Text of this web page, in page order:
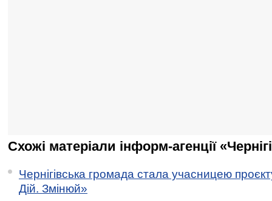
Схожі матеріали інформ-агенції
Чернігівська громада стала учасницею
Дій. Змінюй»